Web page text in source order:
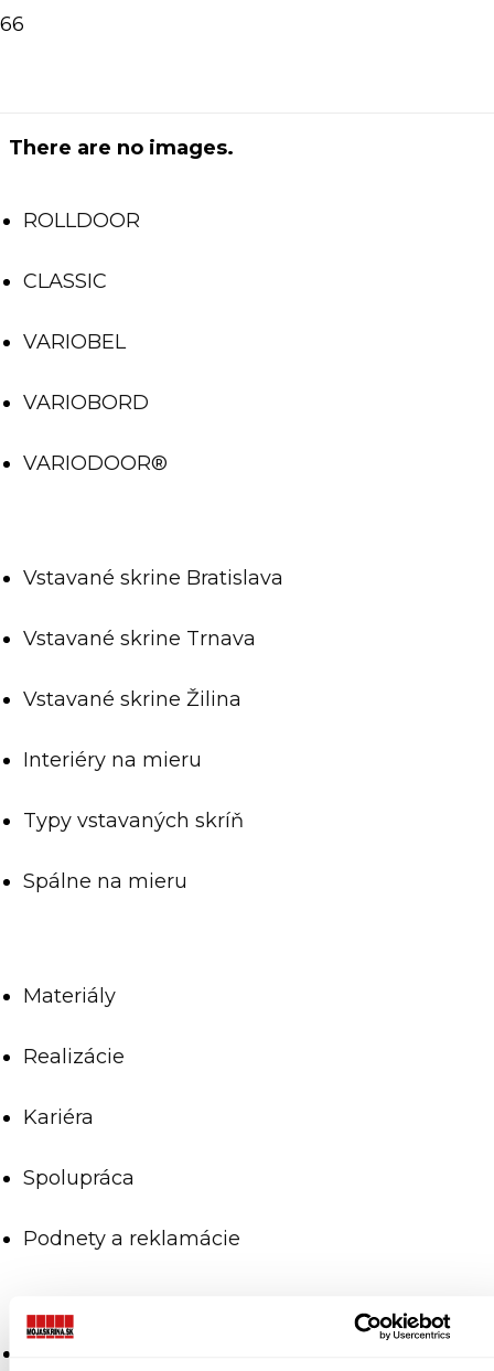
There are no images.
ROLLDOOR
CLASSIC
VARIOBEL
VARIOBORD
VARIODOOR®
Vstavané skrine Bratislava
Vstavané skrine Trnava
Vstavané skrine Žilina
Interiéry na mieru
Typy vstavaných skríň
Spálne na mieru
Materiály
Realizácie
Kariéra
Spolupráca
Podnety a reklamácie